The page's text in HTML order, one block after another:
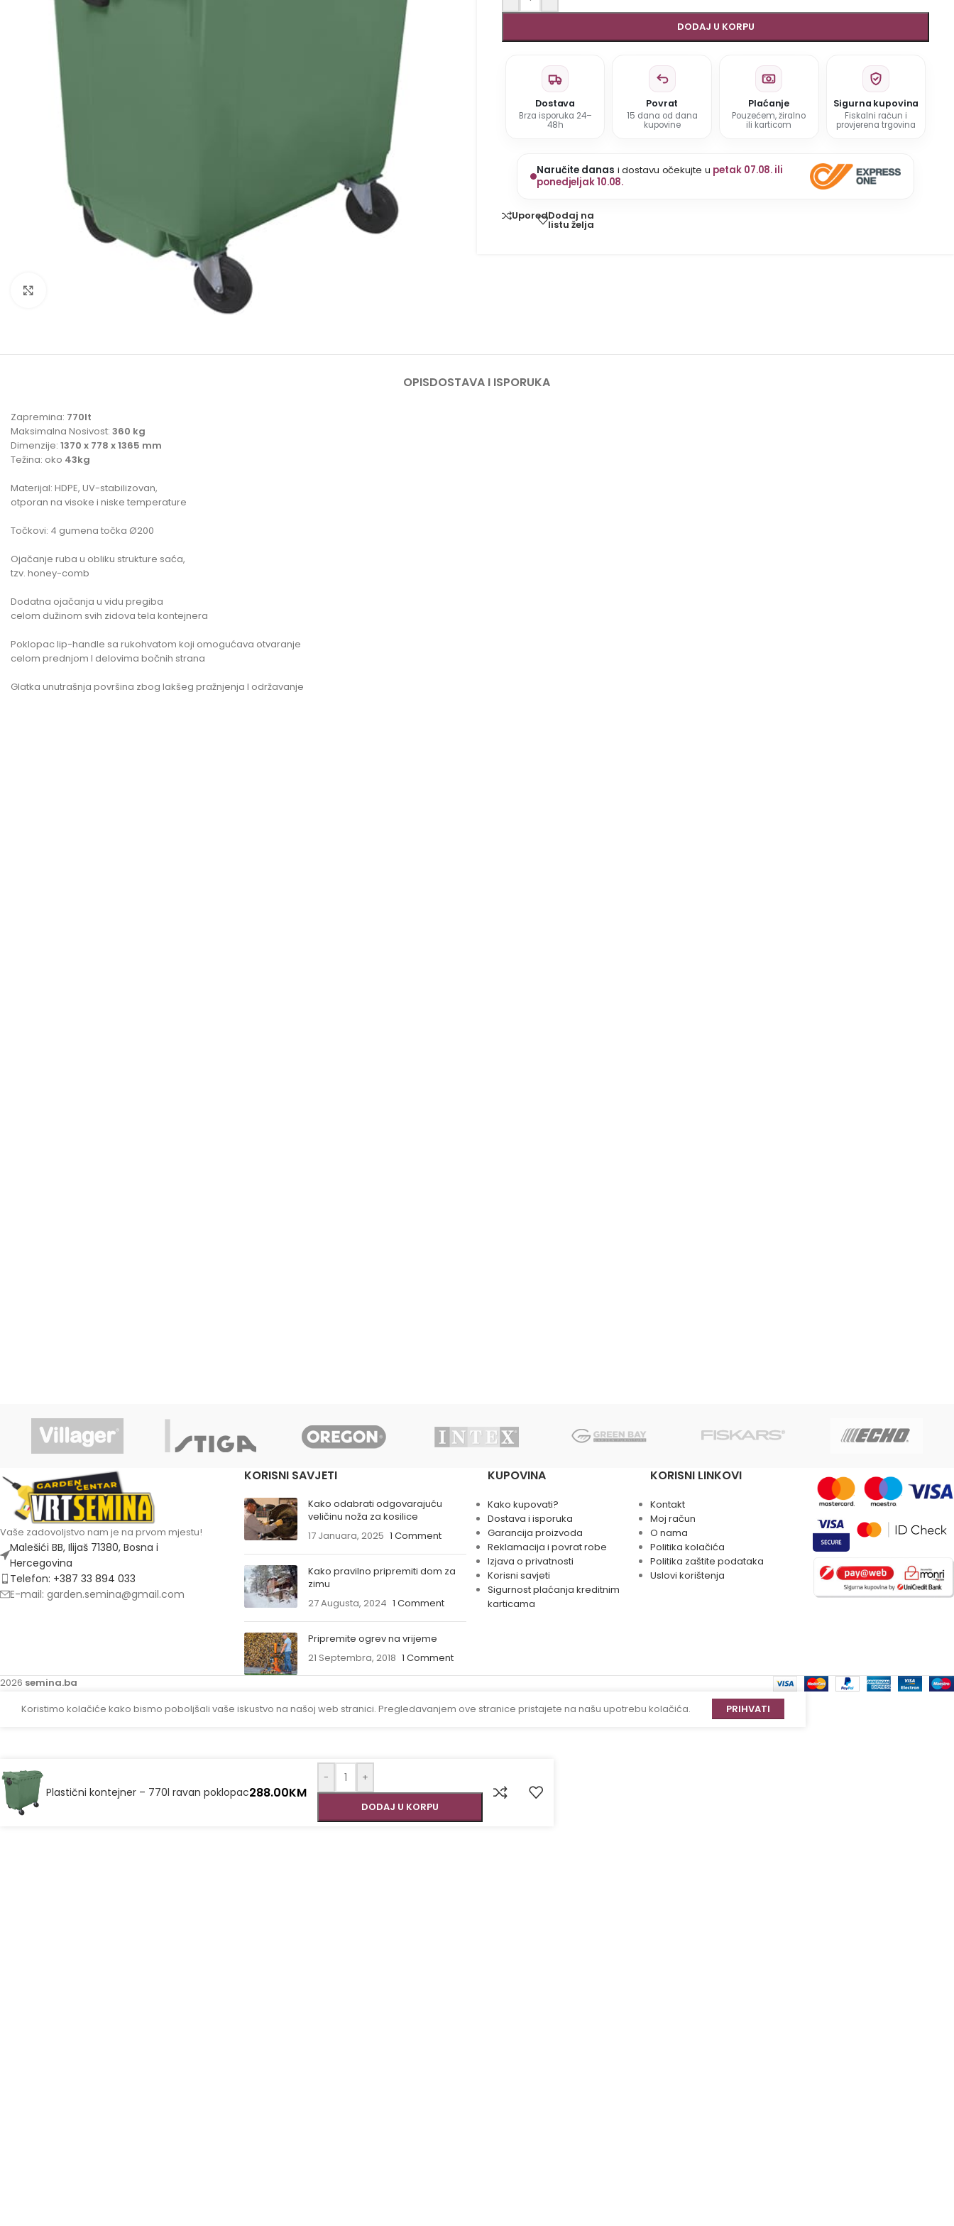
DODAJ U KORPU
Dostava
Brza isporuka 24–
48h
Povrat
15 dana od dana
kupovine
Plaćanje
Pouzećem, žiralno
ili karticom
Sigurna kupovina
Fiskalni račun i
provjerena trgovina
Naručite danas i dostavu očekujte u petak 07.08. ili
ponedjeljak 10.08.
UporediDodaj na
listu želja
OPISDOSTAVA I ISPORUKA
Zapremina: 770lt
Maksimalna Nosivost: 360 kg
Dimenzije: 1370 x 778 x 1365 mm
Težina: oko 43kg
Materijal: HDPE, UV-stabilizovan,
otporan na visoke i niske temperature
Točkovi: 4 gumena točka Ø200
Ojačanje ruba u obliku strukture saća,
tzv. honey-comb
Dodatna ojačanja u vidu pregiba
celom dužinom svih zidova tela kontejnera
Poklopac lip-handle sa rukohvatom koji omogućava otvaranje
celom prednjom I delovima bočnih strana
Glatka unutrašnja površina zbog lakšeg pražnjenja I održavanje
Vaše zadovoljstvo nam je na prvom mjestu!
Malešići BB, Ilijaš 71380, Bosna i
Hercegovina
Telefon: +387 33 894 033
E-mail: garden.semina@gmail.com
KORISNI SAVJETI
Kako odabrati odgovarajuću
veličinu noža za kosilice
17 Januara, 2025 1 Comment
Kako pravilno pripremiti dom za
zimu
27 Augusta, 2024 1 Comment
Pripremite ogrev na vrijeme
21 Septembra, 2018 1 Comment
KUPOVINA
Kako kupovati?
Dostava i isporuka
Garancija proizvoda
Reklamacija i povrat robe
Izjava o privatnosti
Korisni savjeti
Sigurnost plaćanja kreditnim
karticama
KORISNI LINKOVI
Kontakt
Moj račun
O nama
Politika kolačića
Politika zaštite podataka
Uslovi korištenja
2026 semina.ba
Koristimo kolačiće kako bismo poboljšali vaše iskustvo na našoj web stranici. Pregledavanjem ove stranice pristajete na našu upotrebu kolačića.
PRIHVATI
Plastični kontejner – 770l ravan poklopac288.00KM
- +
DODAJ U KORPU